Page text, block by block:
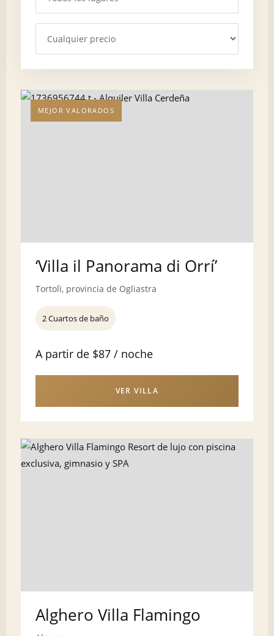
MEJOR VALORADOS
‘Villa il Panorama di Orrí’
Tortolì, provincia de Ogliastra
2 Cuartos de baño
A partir de $87 / noche
VER VILLA
Alghero Villa Flamingo